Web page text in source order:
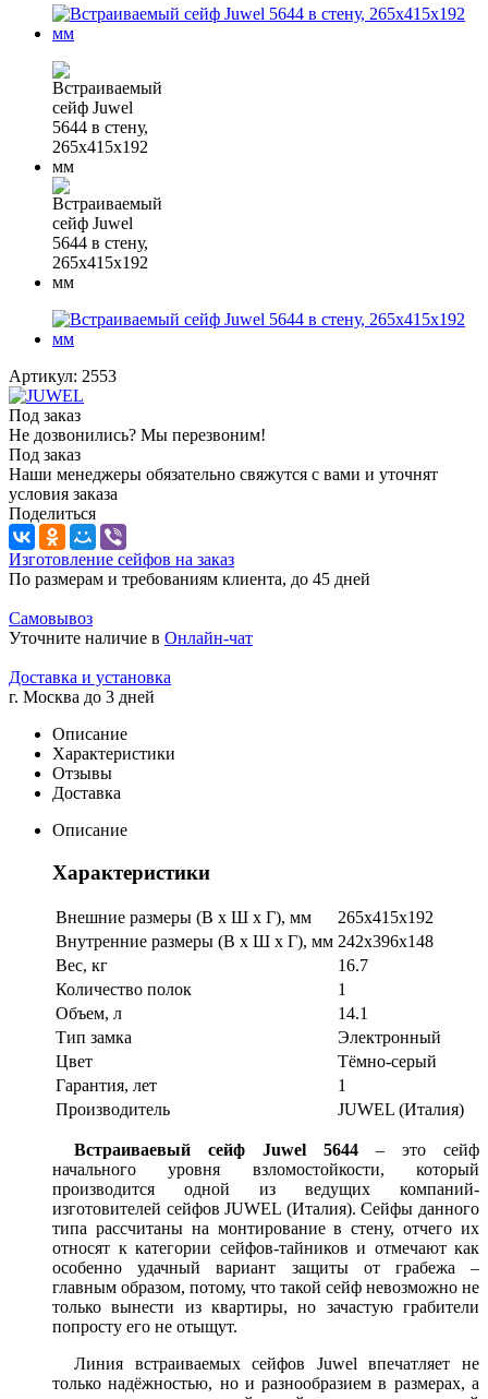
Артикул: 2553
Под заказ
Не дозвонились? Мы перезвоним!
Под заказ
Наши менеджеры обязательно свяжутся с вами и уточнят
условия заказа
Поделиться
Изготовление сейфов на заказ
По размерам и требованиям клиента, до 45 дней
Самовывоз
Уточните наличие в Онлайн-чат
Доставка и установка
г. Москва до 3 дней
Описание
Характеристики
Отзывы
Доставка
Описание
Характеристики
Внешние размеры (В х Ш х Г), мм
265x415x192
Внутренние размеры (В х Ш х Г), мм 242x396x148
Вес, кг
16.7
Количество полок
1
Объем, л
14.1
Тип замка
Электронный
Цвет
Тёмно-серый
Гарантия, лет
1
Производитель
JUWEL (Италия)
Встраиваевый сейф Juwel 5644 – это сейф
начального уровня взломостойкости, который
производится одной из ведущих компаний-
изготовителей сейфов JUWEL (Италия). Сейфы данного
типа рассчитаны на монтирование в стену, отчего их
относят к категории сейфов-тайников и отмечают как
особенно удачный вариант защиты от грабежа –
главным образом, потому, что такой сейф невозможно не
только вынести из квартиры, но зачастую грабители
попросту его не отыщут.
Линия встраиваемых сейфов Juwel впечатляет не
только надёжностью, но и разнообразием в размерах, а